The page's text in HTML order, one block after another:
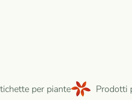
per piante Prodotti